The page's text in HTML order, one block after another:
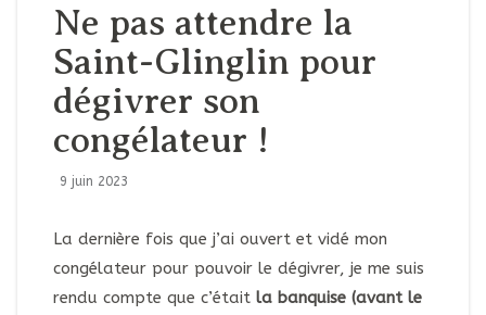
Ne pas attendre la
Saint-Glinglin pour
dégivrer son
congélateur !
9 juin 2023
La dernière fois que j’ai ouvert et vidé mon
congélateur pour pouvoir le dégivrer, je me suis
rendu compte que c’était la banquise (avant le